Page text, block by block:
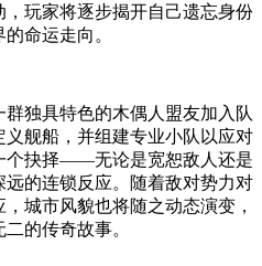
玩家将逐步揭开自己遗忘身份
命运走向。
独具特色的木偶人盟友加入队
舰船，并组建专业小队以应对
个抉择——无论是宽恕敌人还是
的连锁反应。随着敌对势力对
城市风貌也将随之动态演变，
的传奇故事。